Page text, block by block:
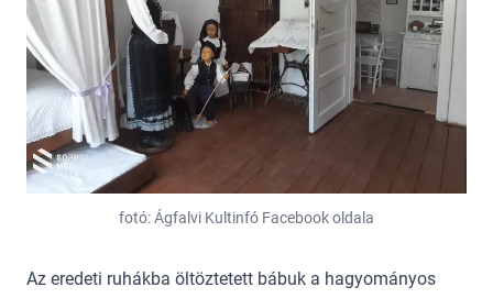
fotó: Ágfalvi Kultinfó Facebook oldala
Az eredeti ruhákba öltöztetett bábuk a hagyományos